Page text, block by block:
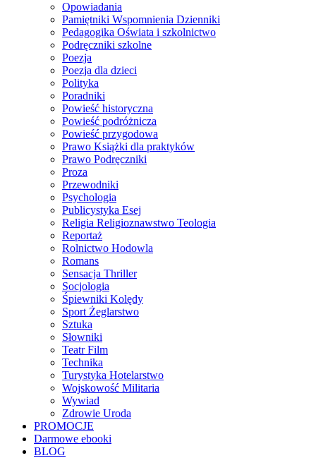
Opowiadania
Pamiętniki Wspomnienia Dzienniki
Pedagogika Oświata i szkolnictwo
Podręczniki szkolne
Poezja
Poezja dla dzieci
Polityka
Poradniki
Powieść historyczna
Powieść podróżnicza
Powieść przygodowa
Prawo Książki dla praktyków
Prawo Podręczniki
Proza
Przewodniki
Psychologia
Publicystyka Esej
Religia Religioznawstwo Teologia
Reportaż
Rolnictwo Hodowla
Romans
Sensacja Thriller
Socjologia
Śpiewniki Kolędy
Sport Żeglarstwo
Sztuka
Słowniki
Teatr Film
Technika
Turystyka Hotelarstwo
Wojskowość Militaria
Wywiad
Zdrowie Uroda
PROMOCJE
Darmowe ebooki
BLOG